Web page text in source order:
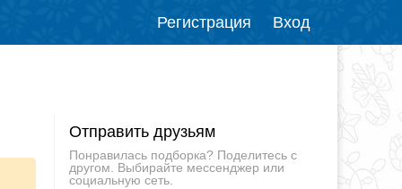
Регистрация Вход
Отправить друзьям
Понравилась подборка? Поделитесь с
другом. Выбирайте мессенджер или
социальную сеть.